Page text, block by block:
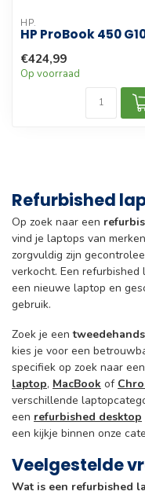
HP.
HP ProBook 450
€424,99
Op voorraad
Refurbished
Op zoek naar een
vind je laptops van
zorgvuldig zijn
verkocht. Een
een nieuwe laptop en
gebruik.
Zoek je een
kies je voor een
specifiek op zoek naar een
laptop, MacBook of
verschillende
een refurbished desktop
een kijkje binnen onze
Veelgestelde
Wat is een refurbished